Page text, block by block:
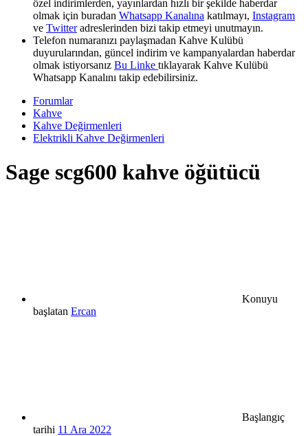
özel indirimlerden, yayınlardan hızlı bir şekilde haberdar
olmak için buradan Whatsapp Kanalına katılmayı, Instagram
ve Twitteradreslerinden bizi takip etmeyi unutmayın.
Telefon numaranızı paylaşmadan Kahve Kulübü
duyurularından, güncel indirim ve kampanyalardan haberdar
olmak istiyorsanız Bu Linke tıklayarak Kahve Kulübü
Whatsapp Kanalını takip edebilirsiniz.
Forumlar
Kahve
Kahve Değirmenleri
Elektrikli Kahve Değirmenleri
Sage scg600 kahve öğütücü
Konuyu
başlatan Ercan
Başlangıç
tarihi 11 Ara 2022